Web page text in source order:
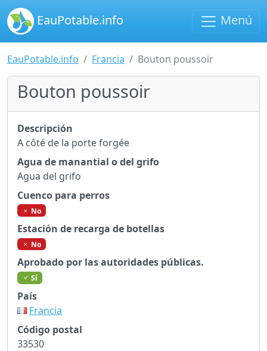
EauPotable.info Menú
EauPotable.info Francia Bouton poussoir
Bouton poussoir
Descripción
A côté de la porte forgée
Agua de manantial o del grifo
Agua del grifo
Cuenco para perros
No
Estación de recarga de botellas
No
Aprobado por las autoridades públicas.
Sí
País
Francia
Código postal
33530